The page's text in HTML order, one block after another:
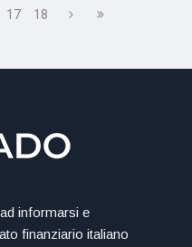
17 18
informarsi e
finanziario italiano